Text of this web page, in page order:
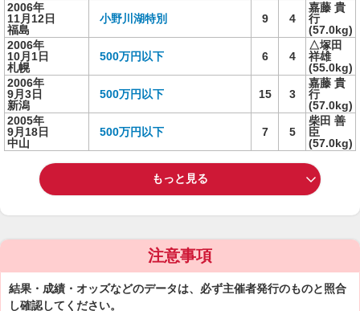
2006年
11月12日
福島
小野川湖特別 9 4
嘉藤 貴
行
(57.0kg)
2006年
10月1日
札幌
500万円以下 6 4
△塚田
祥雄
(55.0kg)
2006年
9月3日
新潟
500万円以下 15 3
嘉藤 貴
行
(57.0kg)
2005年
9月18日
中山
500万円以下 7 5
柴田 善
臣
(57.0kg)
もっと見る
注意事項
結果・成績・オッズなどのデータは、必ず主催者発行のものと照合
し確認してください。